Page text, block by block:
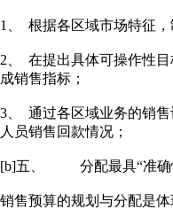
1、 根据各区域市场特征
2、 在提出具体可操作性
成销售指标；
3、 通过各区域业务的销
人员销售回款情况；
[b]五、 分配最具“准确
销售预算的规划与分配是